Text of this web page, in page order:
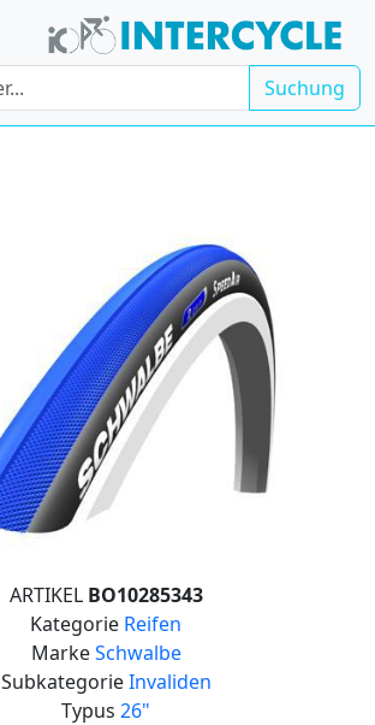
Suchung
ARTIKEL BO10285343
Kategorie Reifen
MarkeSchwalbe
SubkategorieInvaliden
Typus 26"